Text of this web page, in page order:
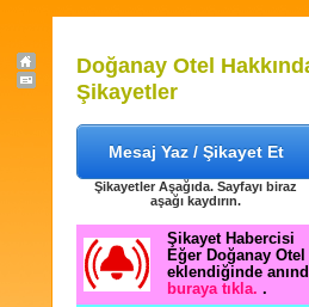
Doğanay Otel
Şikayetler
Mesaj Yaz / Şikayet Et
Şikayetler Aşağıda. Sayfayı biraz
aşağı kaydırın.
Şikayet Habercisi
Eğer Doğanay
eklendiğinde
buraya tıkla. .